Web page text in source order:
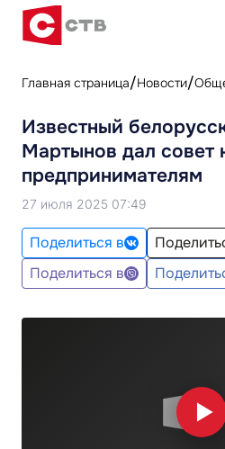
Главная страница Новости
Известный
Мартынов дал
предпринимателям
27 июля 2025 07:49
Поделиться в
Поделиться в